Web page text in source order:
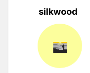
silkwood